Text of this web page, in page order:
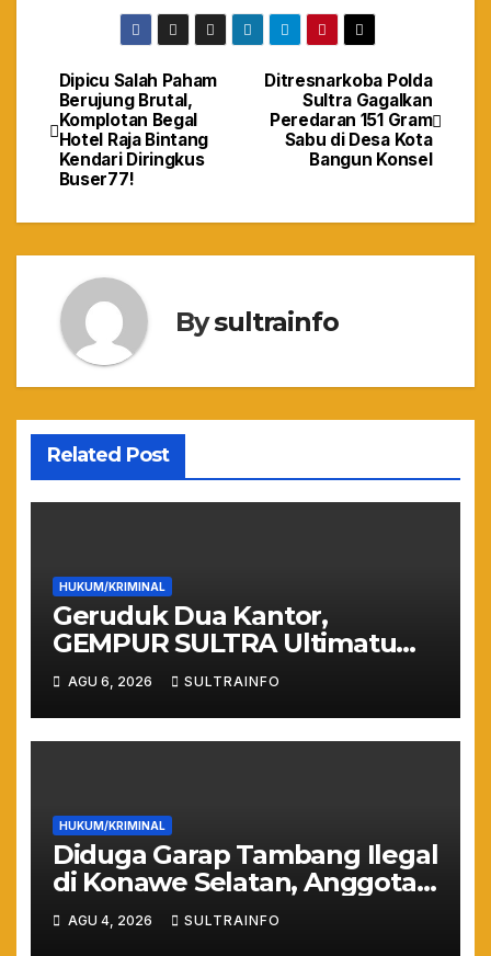
Navigasi
pos
Ditresnarkoba Polda
Sultra Gagalkan
Peredaran 151 Gram
Sabu di Desa Kota
Bangun Konsel
Dipicu Salah Paham
Berujung Brutal,
Komplotan Begal
Hotel Raja Bintang
Kendari Diringkus
Buser77!
Bysultrainfo
Related Post
HUKUM/KRIMINAL
Geruduk Dua Kantor,
GEMPUR SULTRA Ultimatum
Keras: Lahan Puuwatu Siap
Diduduki Jika Tak Ada
Kepastian Hukum
AGU 6, 2026 SULTRAINFO
HUKUM/KRIMINAL
Diduga Garap Tambang Ilegal
di Konawe Selatan, Anggota
DPRD Sultra Suparjo Resmi
Jadi Tersangka
AGU 4, 2026 SULTRAINFO